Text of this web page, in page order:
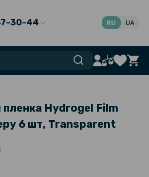
30-44 RU UA
Hydrogel Film
6 шт, Transparent